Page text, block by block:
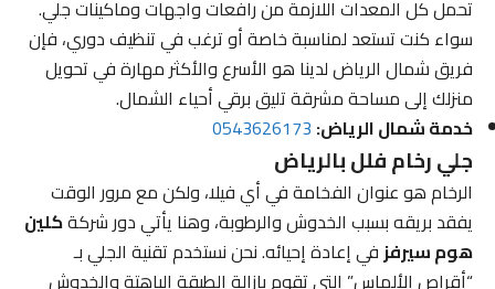
تحمل كل المعدات اللازمة من رافعات واجهات وماكينات جلي.
سواء كنت تستعد لمناسبة خاصة أو ترغب في تنظيف دوري، فإن
فريق شمال الرياض لدينا هو الأسرع والأكثر مهارة في تحويل
منزلك إلى مساحة مشرقة تليق برقي أحياء الشمال.
خدمة شمال الرياض:0543626173
جلي رخام فلل بالرياض
الرخام هو عنوان الفخامة في أي فيلا، ولكن مع مرور الوقت
يفقد بريقه بسبب الخدوش والرطوبة، وهنا يأتي دور شركةكلين
هوم سيرفزفي إعادة إحيائه. نحن نستخدم تقنية الجلي بـ
“أقراص الألماس” التي تقوم بإزالة الطبقة الباهتة والخدوش